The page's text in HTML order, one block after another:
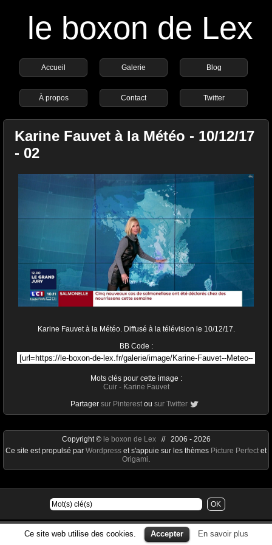
le boxon de Lex
Accueil Galerie Blog
À propos Contact Twitter
Karine Fauvet à la Météo - 10/12/17
- 02
Karine Fauvet à la Météo. Diffusé à la télévision le 10/12/17.
BB Code :
Mots clés pour cette image :
Cuir- Karine Fauvet
Partager sur Pinterest ou sur Twitter
Ce site web utilise des cookies. Accepter En savoir plus
Copyright © le boxon de Lex// 2006 - 2026
Ce site est propulsé par Wordpress et s'appuie sur les thèmes Picture Perfect et
Origami.